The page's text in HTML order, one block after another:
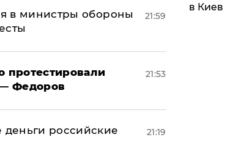
в министры обороны
21:59
Федоров
21:53
российские
21:19
в